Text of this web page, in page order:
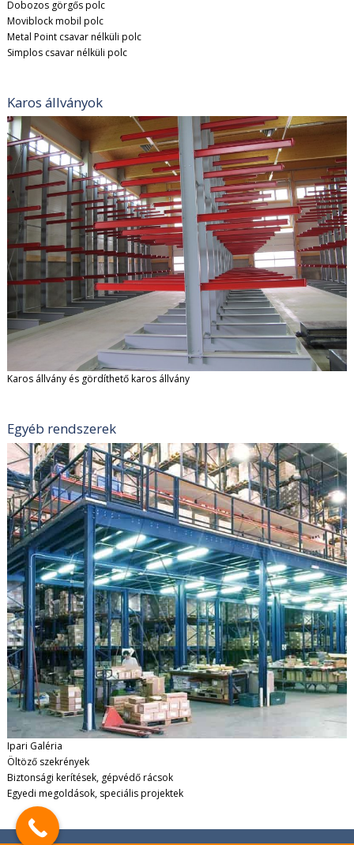
Dobozos görgős polc
Moviblock mobil polc
Metal Point csavar nélküli polc
Simplos csavar nélküli polc
Karos állványok
Karos állvány és gördíthető karos állvány
Egyéb rendszerek
Ipari Galéria
Öltöző szekrények
Biztonsági kerítések, gépvédő rácsok
Egyedi megoldások, speciális projektek